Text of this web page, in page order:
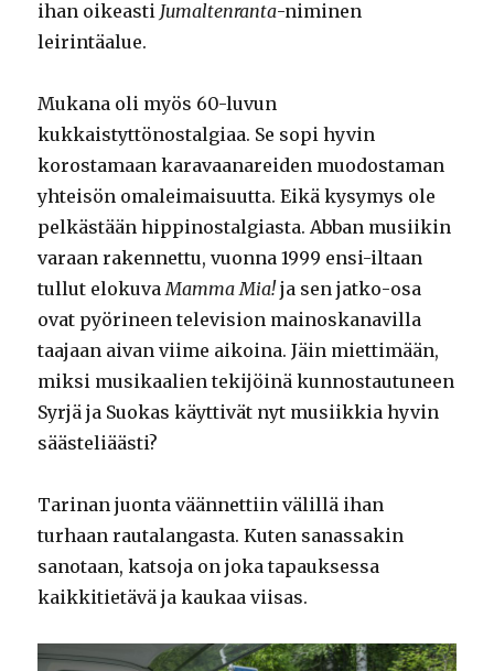
ihan oikeasti Jumaltenranta-niminen
leirintäalue.
Mukana oli myös 60-luvun
kukkaistyttönostalgiaa. Se sopi hyvin
korostamaan karavaanareiden muodostaman
yhteisön omaleimaisuutta. Eikä kysymys ole
pelkästään hippinostalgiasta. Abban musiikin
varaan rakennettu, vuonna 1999 ensi-iltaan
tullut elokuva Mamma Mia!ja sen jatko-osa
ovat pyörineen television mainoskanavilla
taajaan aivan viime aikoina. Jäin miettimään,
miksi musikaalien tekijöinä kunnostautuneen
Syrjä ja Suokas käyttivät nyt musiikkia hyvin
säästeliäästi?
Tarinan juonta väännettiin välillä ihan
turhaan rautalangasta. Kuten sanassakin
sanotaan, katsoja on joka tapauksessa
kaikkitietävä ja kaukaa viisas.